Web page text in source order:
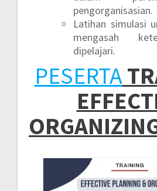
pengorganisasian.
Latihan simulasi
mengasah
dipelajari.
PESERTA